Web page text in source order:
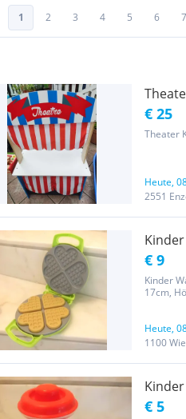
1 2 3 4 5 6 7
€ 25
Theater
Heute,
2551
€ 9
Kinder
17cm,
Heute,
1100
€ 5